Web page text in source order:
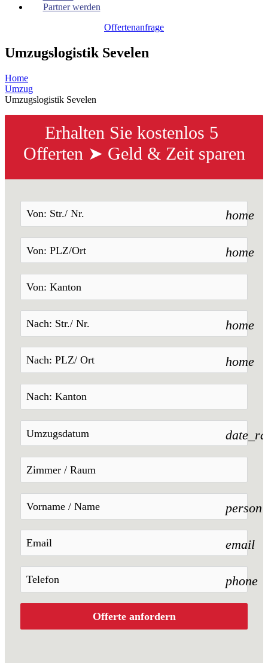
Partner werden
Offertenanfrage
Umzugslogistik Sevelen
Home
Umzug
Umzugslogistik Sevelen
Erhalten Sie kostenlos 5
Offerten ➤ Geld & Zeit sparen
home
home
home
home
person
email
phone
Offerte anfordern